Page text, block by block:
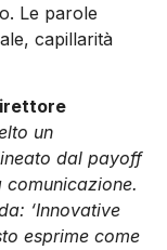
Le parole
capillarità
un
dal payoff
‘Innovative
esprime come